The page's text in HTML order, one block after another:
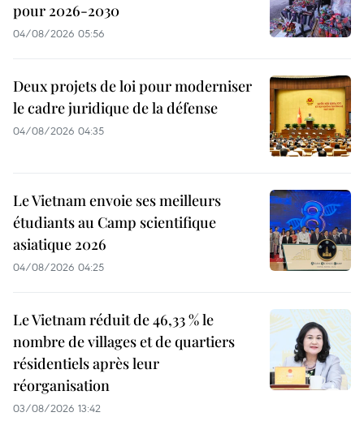
pour 2026-2030
04/08/2026 05:56
Deux projets de loi pour moderniser
le cadre juridique de la défense
04/08/2026 04:35
Le Vietnam envoie ses meilleurs
étudiants au Camp scientifique
asiatique 2026
04/08/2026 04:25
Le Vietnam réduit de 46,33 % le
nombre de villages et de quartiers
résidentiels après leur
réorganisation
03/08/2026 13:42